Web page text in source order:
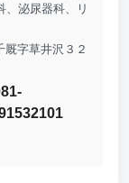
、泌尿器科、リ
字草井沢３２